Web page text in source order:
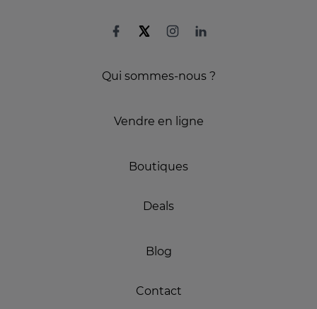
Qui sommes-nous ?
Vendre en ligne
Boutiques
Deals
Blog
Contact